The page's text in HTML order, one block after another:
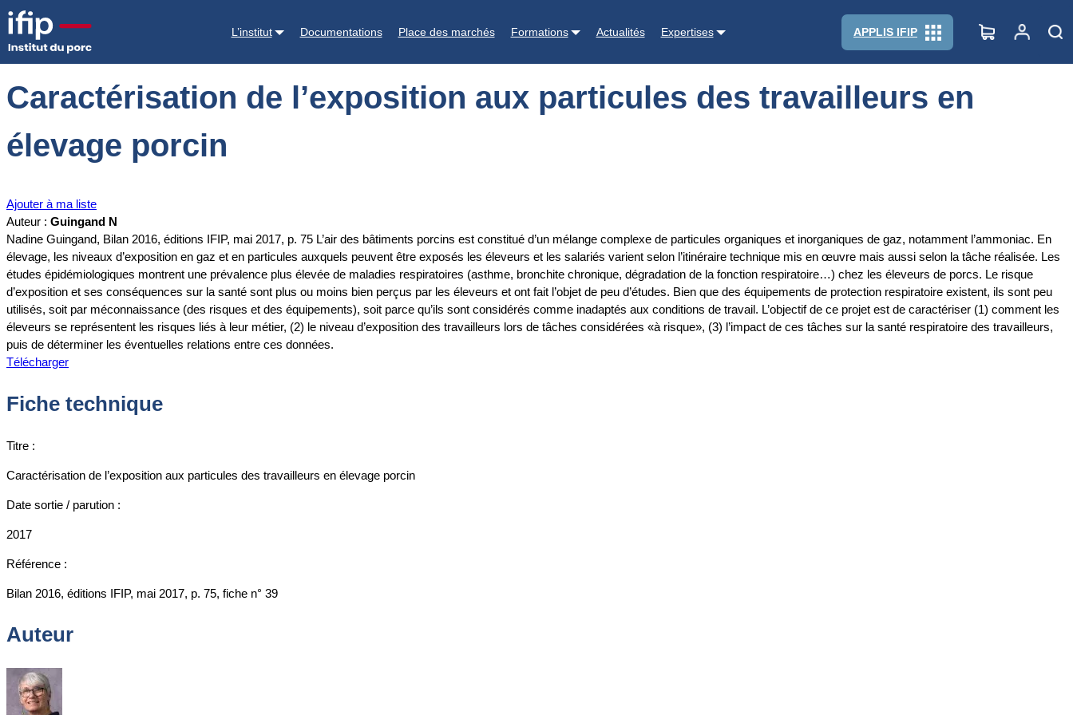
L’institut Documentations Place des marchés Formations Actualités Expertises APPLIS IFIP
Accueil Documentations
Caractérisation de l’exposition aux particules des travailleurs en
élevage porcin
Ajouter à ma liste
Auteur : Guingand N
Nadine Guingand, Bilan 2016, éditions IFIP, mai 2017, p. 75 L’air des bâtiments porcins est constitué d’un mélange complexe de particules organiques et inorganiques de gaz, notamment l’ammoniac. En
élevage, les niveaux d’exposition en gaz et en particules auxquels peuvent être exposés les éleveurs et les salariés varient selon l’itinéraire technique mis en œuvre mais aussi selon la tâche réalisée. Les
études épidémiologiques montrent une prévalence plus élevée de maladies respiratoires (asthme, bronchite chronique, dégradation de la fonction respiratoire…) chez les éleveurs de porcs. Le risque
d’exposition et ses conséquences sur la santé sont plus ou moins bien perçus par les éleveurs et ont fait l’objet de peu d’études. Bien que des équipements de protection respiratoire existent, ils sont peu
utilisés, soit par méconnaissance (des risques et des équipements), soit parce qu’ils sont considérés comme inadaptés aux conditions de travail. L’objectif de ce projet est de caractériser (1) comment les
éleveurs se représentent les risques liés à leur métier, (2) le niveau d’exposition des travailleurs lors de tâches considérées «à risque», (3) l’impact de ces tâches sur la santé respiratoire des travailleurs,
puis de déterminer les éventuelles relations entre ces données.
Télécharger
Fiche technique
Titre :
Caractérisation de l’exposition aux particules des travailleurs en élevage porcin
Date sortie / parution :
2017
Référence :
Bilan 2016, éditions IFIP, mai 2017, p. 75, fiche n° 39
Auteur